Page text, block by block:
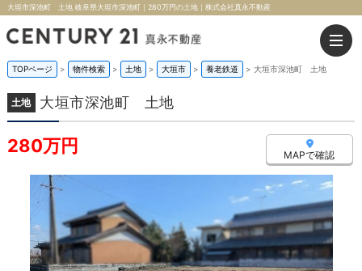
大垣市深池町 土地 岐阜県大垣市深池町｜280万円の土地｜株式会社真永不動産
TOPページ > 物件検索 > 土地 > 大垣市 > 養老鉄道 > 大垣市深池町 土地
土地 大垣市深池町 土地
280万円 MAPで確認